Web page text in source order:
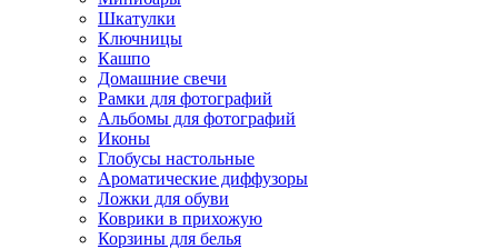
Шкатулки
Ключницы
Кашпо
Домашние свечи
Рамки для фотографий
Альбомы для фотографий
Иконы
Глобусы настольные
Ароматические диффузоры
Ложки для обуви
Коврики в прихожую
Корзины для белья